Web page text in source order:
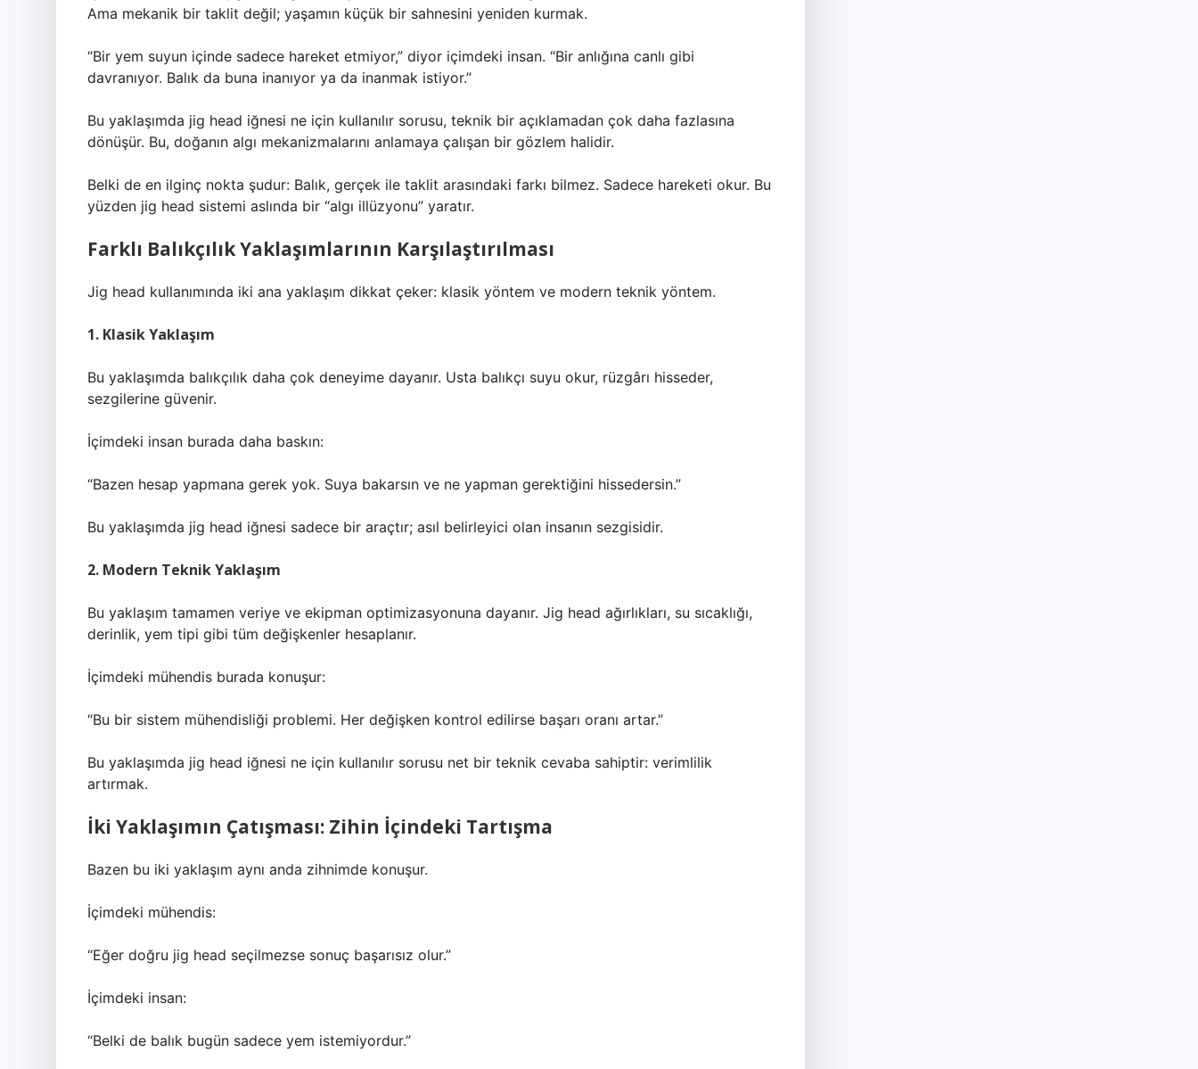
Ama mekanik bir taklit değil; yaşamın küçük bir sahnesini yeniden kurmak.
“Bir yem suyun içinde sadece hareket etmiyor,” diyor içimdeki insan. “Bir anlığına canlı gibi
davranıyor. Balık da buna inanıyor ya da inanmak istiyor.”
Bu yaklaşımda jig head iğnesi ne için kullanılır sorusu, teknik bir açıklamadan çok daha fazlasına
dönüşür. Bu, doğanın algı mekanizmalarını anlamaya çalışan bir gözlem halidir.
Belki de en ilginç nokta şudur: Balık, gerçek ile taklit arasındaki farkı bilmez. Sadece hareketi okur. Bu
yüzden jig head sistemi aslında bir “algı illüzyonu” yaratır.
Farklı Balıkçılık Yaklaşımlarının Karşılaştırılması
Jig head kullanımında iki ana yaklaşım dikkat çeker: klasik yöntem ve modern teknik yöntem.
1. Klasik Yaklaşım
Bu yaklaşımda balıkçılık daha çok deneyime dayanır. Usta balıkçı suyu okur, rüzgârı hisseder,
sezgilerine güvenir.
İçimdeki insan burada daha baskın:
“Bazen hesap yapmana gerek yok. Suya bakarsın ve ne yapman gerektiğini hissedersin.”
Bu yaklaşımda jig head iğnesi sadece bir araçtır; asıl belirleyici olan insanın sezgisidir.
2. Modern Teknik Yaklaşım
Bu yaklaşım tamamen veriye ve ekipman optimizasyonuna dayanır. Jig head ağırlıkları, su sıcaklığı,
derinlik, yem tipi gibi tüm değişkenler hesaplanır.
İçimdeki mühendis burada konuşur:
“Bu bir sistem mühendisliği problemi. Her değişken kontrol edilirse başarı oranı artar.”
Bu yaklaşımda jig head iğnesi ne için kullanılır sorusu net bir teknik cevaba sahiptir: verimlilik
artırmak.
İki Yaklaşımın Çatışması: Zihin İçindeki Tartışma
Bazen bu iki yaklaşım aynı anda zihnimde konuşur.
İçimdeki mühendis:
“Eğer doğru jig head seçilmezse sonuç başarısız olur.”
İçimdeki insan:
“Belki de balık bugün sadece yem istemiyordur.”